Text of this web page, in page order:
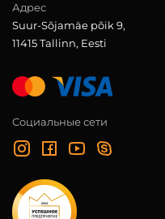
Адрес
Suur-Sõjamäe põik 9,
11415 Tallinn, Eesti
Социальные сети